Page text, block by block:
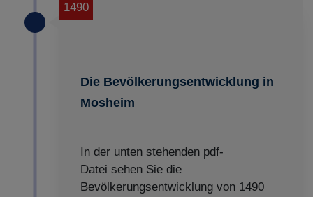
Die Bevölkerungsentwicklung in
Mosheim
1490
In der unten stehenden pdf-
Datei sehen Sie die
Bevölkerungsentwicklung von 1490